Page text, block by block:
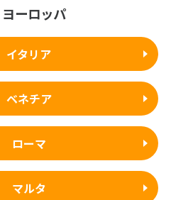
ヨーロッパ
イタリア
ベネチア
ローマ
マルタ